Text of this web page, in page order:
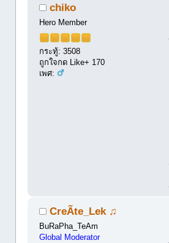
chiko
Hero Member
กระทู้: 3508
ถูกใจกด Like+ 170
เพศ:
CreÃte_Lek ♫
BuRaPha_TeAm
Global Moderator